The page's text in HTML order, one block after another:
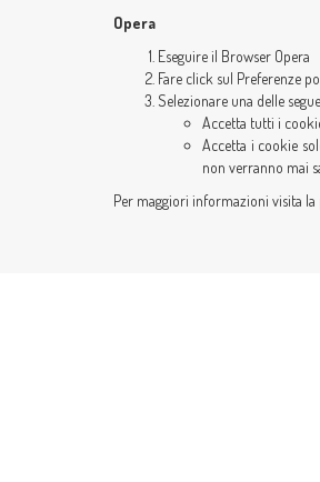
Opera
Eseguire il Browser Opera
Fare click sul Preferenze
Selezionare una delle
Accetta tutti i
Accetta i cookie
non verranno mai
Per maggiori informazioni visita la